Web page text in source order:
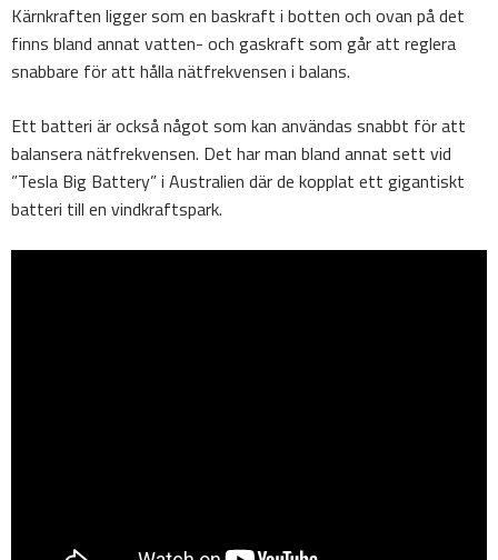
Kärnkraften ligger som en baskraft i botten och ovan på det
finns bland annat vatten- och gaskraft som går att reglera
snabbare för att hålla nätfrekvensen i balans.
Ett batteri är också något som kan användas snabbt för att
balansera nätfrekvensen. Det har man bland annat sett vid
”Tesla Big Battery” i Australien där de kopplat ett gigantiskt
batteri till en vindkraftspark.